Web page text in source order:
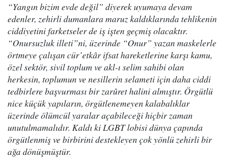
“Yangın bizim evde değil” diyerek uyumaya devam
edenler, zehirli dumanlara maruz kaldıklarında tehlikenin
ciddiyetini farketseler de iş işten geçmiş olacaktır.
“Onursuzluk illeti”ni, üzerinde “Onur” yazan maskelerle
örtmeye çalışan cür’etkâr ifsat hareketlerine karşı kamu,
özel sektör, sivil toplum ve akl-ı selim sahibi olan
herkesin, toplumun ve nesillerin selameti için daha ciddi
tedbirlere başvurması bir zarûret halini almıştır. Örgütlü
nice küçük yapıların, örgütlenemeyen kalabalıklar
üzerinde ölümcül yaralar açabileceği hiçbir zaman
unutulmamalıdır. Kaldı ki LGBT lobisi dünya çapında
örgütlenmiş ve birbirini destekleyen çok yönlü zehirli bir
ağa dönüşmüştür.